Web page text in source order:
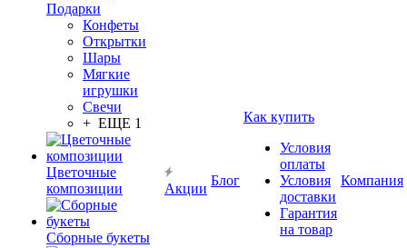
Подарки
Конфеты
Открытки
Шары
Мягкие
игрушки
Свечи
+ ЕЩЕ 1
Цветочные
композиции
Сборные букеты
Акции
Блог
Как купить
Условия
оплаты
Условия
доставки
Гарантия
на товар
Компания